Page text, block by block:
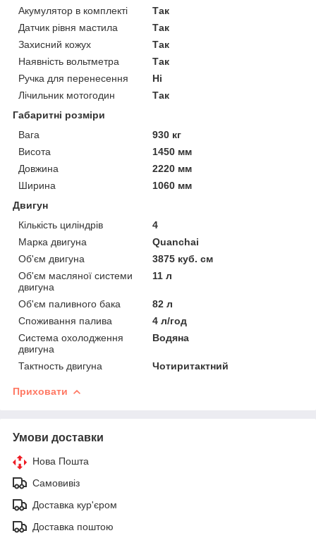
Акумулятор в комплекті
Так
Датчик рівня мастила
Так
Захисний кожух
Так
Наявність вольтметра
Так
Ручка для перенесення
Ні
Лічильник мотогодин
Так
Габаритні розміри
Вага
930 кг
Висота
1450 мм
Довжина
2220 мм
Ширина
1060 мм
Двигун
Кількість циліндрів
4
Марка двигуна
Quanchai
Об'єм двигуна
3875 куб. см
Об'єм масляної системи
двигуна
11 л
Об'єм паливного бака
82 л
Споживання палива
4 л/год
Система охолодження
двигуна
Водяна
Тактность двигуна Чотиритактний
Приховати
Умови доставки
Нова Пошта
Самовивіз
Доставка кур'єром
Доставка поштою